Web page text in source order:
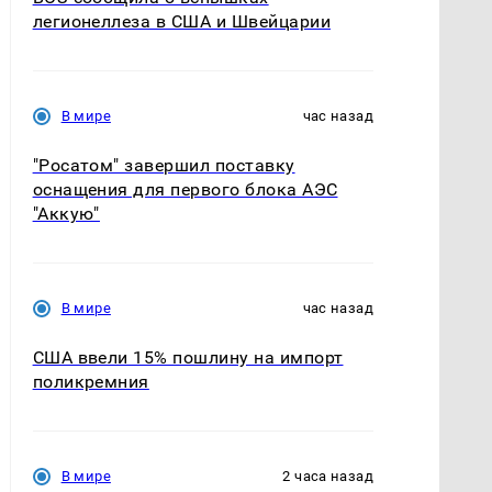
легионеллеза в США и Швейцарии
В мире час назад
"Росатом" завершил поставку
оснащения для первого блока АЭС
"Аккую"
В мире час назад
США ввели 15% пошлину на импорт
поликремния
В мире 2 часа назад